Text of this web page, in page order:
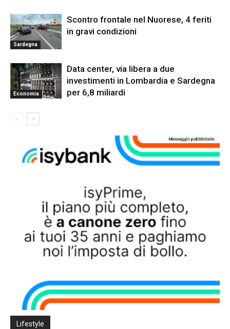
Sardegna
Scontro frontale nel Nuorese, 4 feriti
in gravi condizioni
Economia
Data center, via libera a due
investimenti in Lombardia e Sardegna
per 6,8 miliardi
Lifestyle